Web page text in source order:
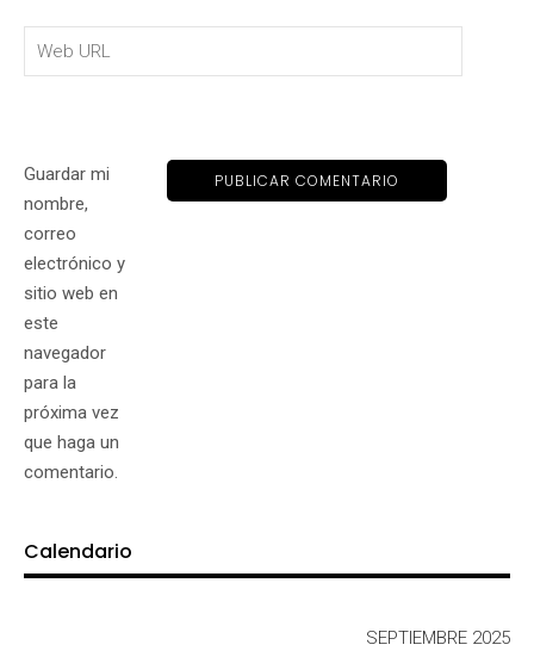
Guardar mi
nombre,
correo
electrónico y
sitio web en
este
navegador
para la
próxima vez
que haga un
comentario.
Calendario
SEPTIEMBRE 2025